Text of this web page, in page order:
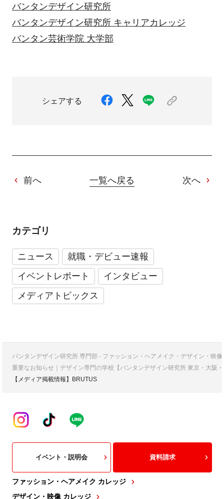
バンタンデザイン研究所
バンタンデザイン研究所 キャリアカレッジ
バンタン芸術学院 大学部
シェアする
前へ 一覧へ戻る 次へ
カテゴリ
ニュース
就職・デビュー速報
イベントレポート
インタビュー
メディアトピックス
バンタンデザイン研究所 専門部 - ファッション・ヘアメイク・デザイン・映
重要なお知らせ｜デザイン専門の学校【バンタンデザイン研究所 東京・大阪
【メディア掲載情報】BRUTUS
ファッション・ヘアメイク カレッジ
デザイン・映像 カレッジ
イベント・説明会 資料請求